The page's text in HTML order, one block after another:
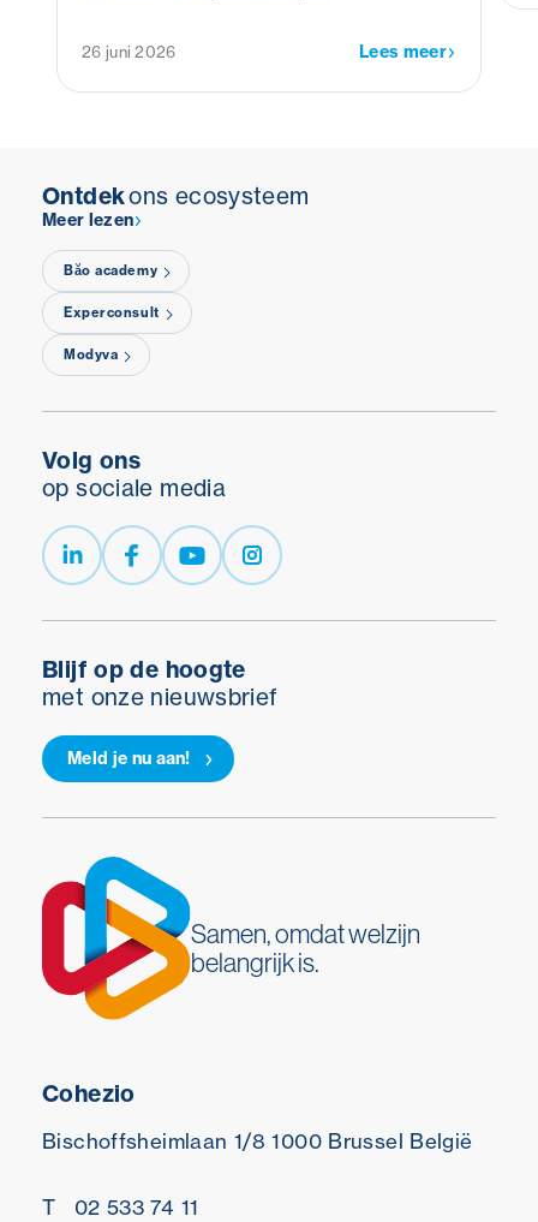
26 juni 2026 Lees meer
Ontdekons ecosysteem
Meer lezen
Băo academy
Experconsult
Modyva
Blijf op de hoogte
met onze nieuwsbrief
Meld je nu aan!
Volg ons
op sociale media
Samen, omdat welzijn
belangrijk is.
Cohezio
Bischoffsheimlaan 1/8 1000 Brussel België
T
02 533 74 11